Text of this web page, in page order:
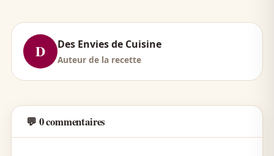
D Des Envies de Cuisine
Auteur de la recette
💬 0 commentaires